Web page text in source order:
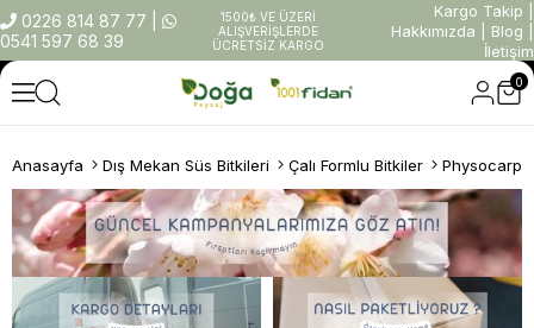
0226 814 87 77
0541 597 68 39
1500₺ VE ÜZERİ
ALIŞVERİŞLERDE
ÜCRETSİZ KARGO
Kargo Takip
Hakkımızda
Blog
İletişim
0
Anasayfa Dış Mekan Süs Bitkileri Çalı Formlu Bitkiler